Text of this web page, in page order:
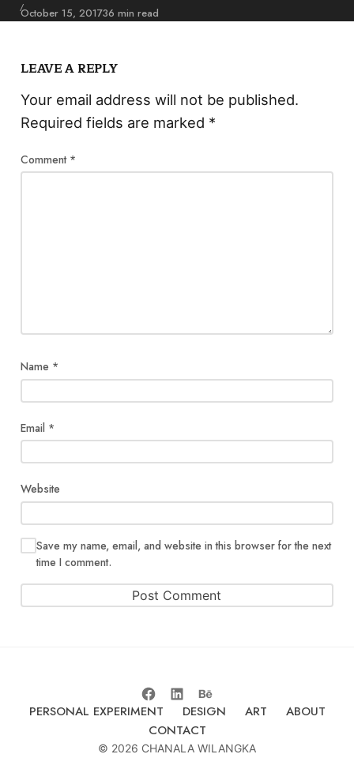
Published
October 15, 201736 min read
LEAVE A REPLY
Your email address will not be published.
Required fields are marked *
Comment *
Name *
Email *
Website
Save my name, email, and website in this browser for the next
time I comment.
PERSONAL EXPERIMENT DESIGN ART
ABOUT
CONTACT
© 2026 CHANALA WILANGKA